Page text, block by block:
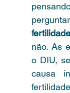
não. As
o DIU,
causa